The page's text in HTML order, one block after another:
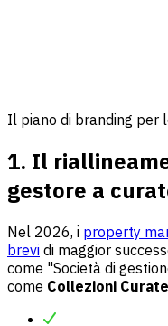
Il piano di branding per
1. Il
gestore a
Nel 2026, i property
brevi di maggior
come "Società di
come Collezioni Curate